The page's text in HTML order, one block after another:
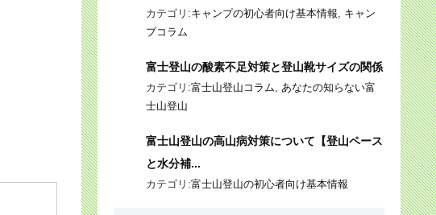
カテゴリ:キャンプの初心者向け基本情報
キャン
プコラム
富士登山の酸素不足対策と登山靴サイズの関係
カテゴリ:富士山登山コラム
あなたの知らない富
士山登山
富士山登山の高山病対策について【登山ペース
と水分補...
カテゴリ:富士山登山の初心者向け基本情報